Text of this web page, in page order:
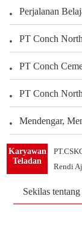
Karyawan
Teladan
Rendi
Listrik
Sekilas